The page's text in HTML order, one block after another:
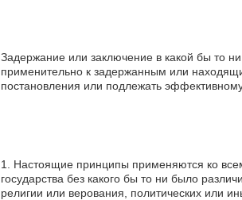
Задержание или заключение в какой бы то
применительно к задержанным или
постановления или подлежать
1. Настоящие принципы применяются ко
государства без какого бы то ни было
религии или верования, политических или